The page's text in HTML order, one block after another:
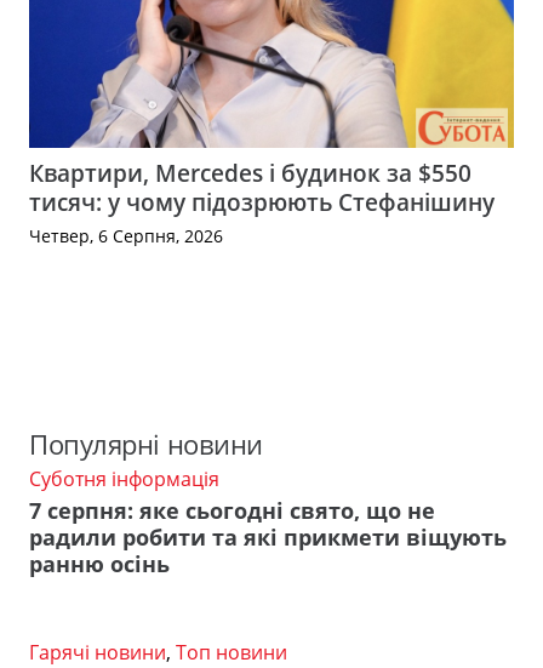
Квартири, Mercedes і будинок за $550
тисяч: у чому підозрюють Стефанішину
Четвер, 6 Серпня, 2026
Популярні новини
Суботня інформація
7 серпня: яке сьогодні свято, що не
радили робити та які прикмети віщують
ранню осінь
Гарячі новини, Топ новини